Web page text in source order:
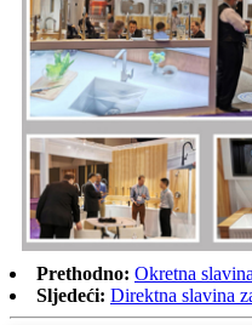
Prethodno: Okretna
Sljedeći: Direktna slavina